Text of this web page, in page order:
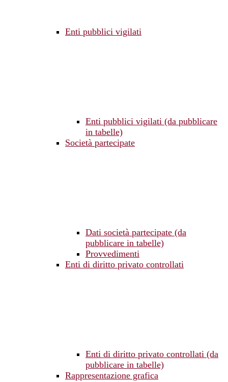
Enti pubblici vigilati
Enti pubblici vigilati (da pubblicare
in tabelle)
Società partecipate
Dati società partecipate (da
pubblicare in tabelle)
Provvedimenti
Enti di diritto privato controllati
Enti di diritto privato controllati (da
pubblicare in tabelle)
Rappresentazione grafica